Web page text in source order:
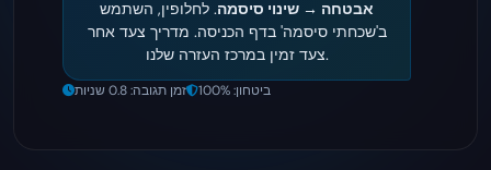
אבטחה → שינוי סיסמה. לחלופין, השתמש
ב'שכחתי סיסמה' בדף הכניסה. מדריך צעד אחר
צעד זמין במרכז העזרה שלנו.
זמן תגובה: 0.8 שניות ביטחון: 100%